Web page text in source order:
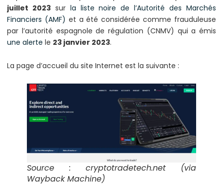
juillet 2023sur la liste noire de l’Autorité des Marchés
Financiers (AMF) et a été considérée comme frauduleuse
par l’autorité espagnole de régulation (CNMV) qui a émis
une alerte le 23 janvier 2023.
La page d’accueil du site Internet est la suivante :
Source : cryptotradetech.net (via
Wayback Machine)